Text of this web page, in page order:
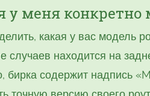
у меня конкретно
какая у вас модель
случаев находится на
бирка содержит надпись